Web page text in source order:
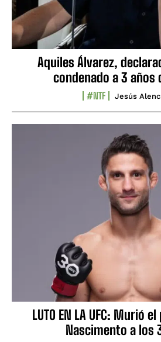
Aquiles Álvarez,
condenado a 3 años
#NTF Jesús
LUTO EN LA UFC: Murió
Nascimento a los